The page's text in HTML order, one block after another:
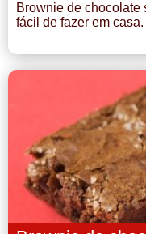
Brownie de chocolate
fácil de fazer em